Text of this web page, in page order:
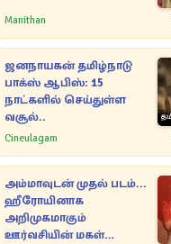
Manithan
ஜனநாயகன் தமிழ்நாடு
பாக்ஸ் ஆபிஸ்: 15
நாட்களில் செய்துள்ள
வசூல்..
Cineulagam
அம்மாவுடன் முதல் படம்...
ஹீரோயினாக
அறிமுகமாகும்
ஊர்வசியின் மகள்